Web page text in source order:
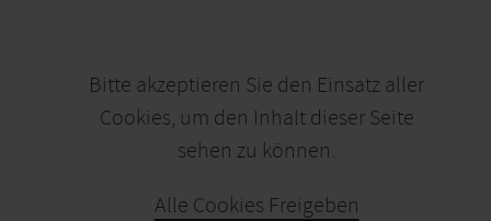
Bitte akzeptieren Sie den Einsatz aller
Cookies, um den Inhalt dieser Seite
sehen zu können.
Alle Cookies Freigeben